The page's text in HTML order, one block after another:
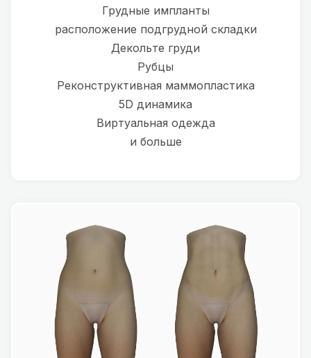
Грудные импланты
расположение подгрудной складки
Декольте груди
Рубцы
Реконструктивная маммопластика
5D динамика
Виртуальная одежда
и больше